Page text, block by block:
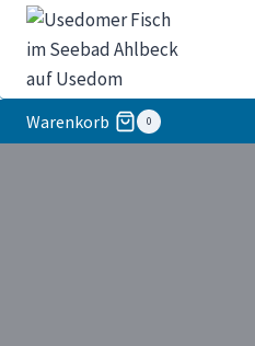
Zum
Inhalt
springen
Warenkorb 0